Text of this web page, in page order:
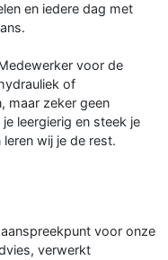
en iedere dag met
voor de
of
maar zeker geen
leergierig en steek je
wij je de rest.
voor onze
verwerkt